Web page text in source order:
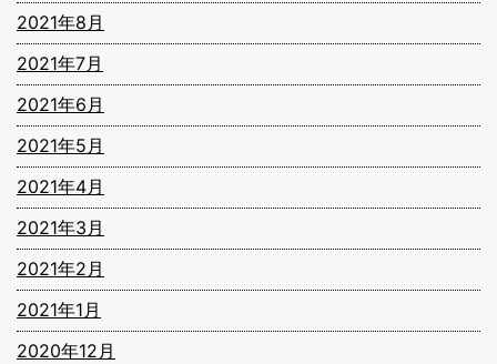
2021年8月
2021年7月
2021年6月
2021年5月
2021年4月
2021年3月
2021年2月
2021年1月
2020年12月